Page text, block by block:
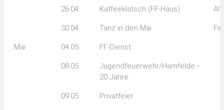
26.04. Kaffeeklatsch (FF-Haus) Alt
30.04. Tanz in den Mai
Mai 04.05. FF-Dienst
08.05.
Jugendfeuerwehr/Hamfelde -
20 Jahre
09.05. Privatfeier